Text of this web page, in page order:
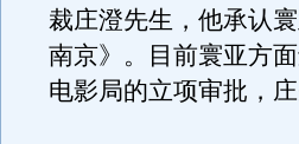
裁庄澄先生，他承认
南京》。目前寰亚方
电影局的立项审批，